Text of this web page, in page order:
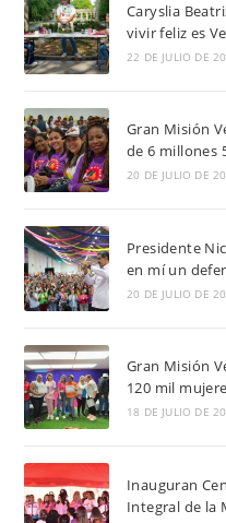
Caryslia
vivir feliz es
22 DE JULIO DE
Gran Misión
de 6 millones
20 DE JULIO DE
Presidente
en mí un
20 DE JULIO DE
Gran Misión
120 mil
18 DE JULIO DE
Inauguran
Integral de la